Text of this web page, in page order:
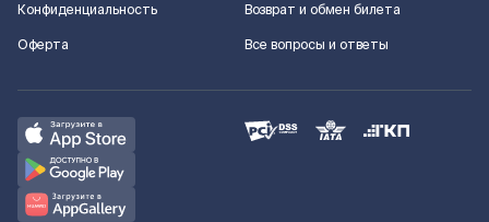
Конфиденциальность
Оферта
Возврат и обмен билета
Все вопросы и ответы